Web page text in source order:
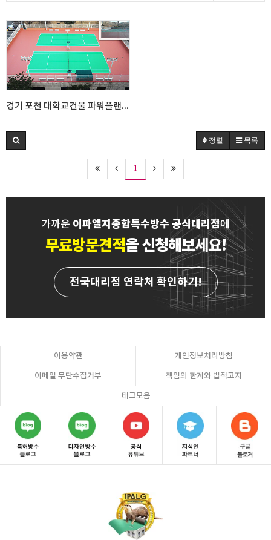
경기 포천 대학교건물 파워플랜트(테니스장) 방수 시공
정렬 목록
1
가까운 이파엘지종합특수방수 공식대리점에
무료방문견적을 신청해보세요!
전국대리점 연락처 확인하기!
이용약관 개인정보처리방침
이메일 무단수집거부 책임의 한계와 법적고지
태그모음